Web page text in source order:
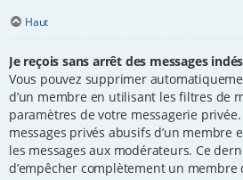
Haut
Je reçois sans arrêt des messages
Vous pouvez supprimer
d’un membre en utilisant les filtres de
paramètres de votre messagerie privée.
messages privés abusifs d’un membre
les messages aux modérateurs. Ce
d’empêcher complètement un membre